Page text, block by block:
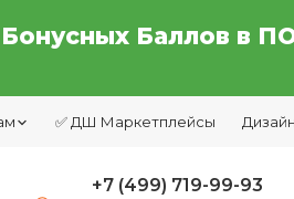
Баллов в
✅ ДШ Маркетплейсы
+7 (499) 719-99-93